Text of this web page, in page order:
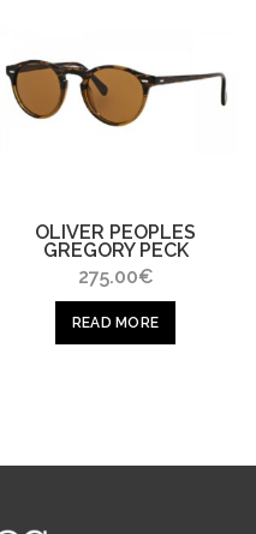
OLIVER PEOPLES
GREGORY PECK
275.00€
READ MORE